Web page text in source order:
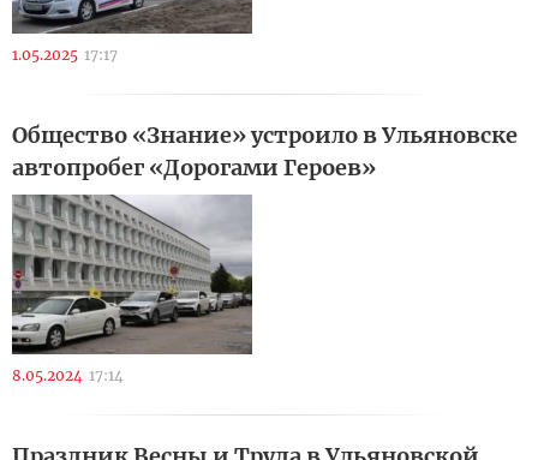
1.05.2025 17:17
Общество «Знание» устроило в Ульяновске
автопробег «Дорогами Героев»
8.05.2024 17:14